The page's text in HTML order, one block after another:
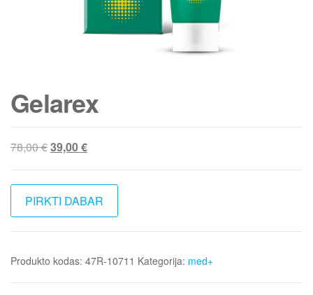
Gelarex
78,00€Original
was:
78,00 €.
39,00€Current
is:
39,00 €.
PIRKTI DABAR
Produkto kodas: 47R-10711 Kategorija: med+